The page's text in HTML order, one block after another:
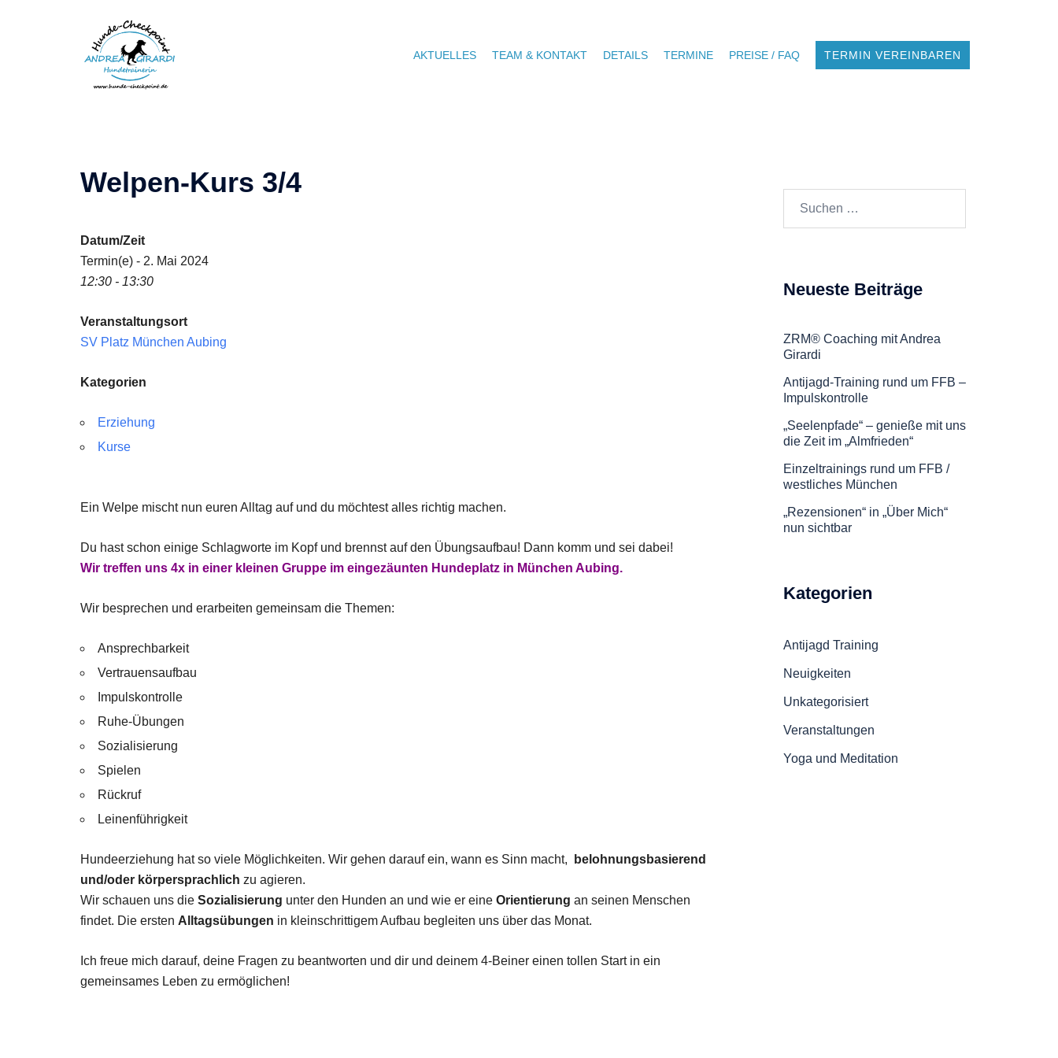
AKTUELLES TEAM & KONTAKT DETAILS TERMINE PREISE / FAQ TERMIN VEREINBAREN
Welpen-Kurs 3/4
Datum/Zeit
Termin(e) - 2. Mai 2024
12:30 - 13:30
Veranstaltungsort
SV Platz München Aubing
Kategorien
Erziehung
Kurse
Ein Welpe mischt nun euren Alltag auf und du möchtest alles richtig machen.
Du hast schon einige Schlagworte im Kopf und brennst auf den Übungsaufbau! Dann komm und sei dabei!
Wir treffen uns 4x in einer kleinen Gruppe im eingezäunten Hundeplatz in München Aubing.
Wir besprechen und erarbeiten gemeinsam die Themen:
Ansprechbarkeit
Vertrauensaufbau
Impulskontrolle
Ruhe-Übungen
Sozialisierung
Spielen
Rückruf
Leinenführigkeit
Hundeerziehung hat so viele Möglichkeiten. Wir gehen darauf ein, wann es Sinn macht,
belohnungsbasierend
und/oder körpersprachlich zu agieren.
Wir schauen uns die Sozialisierung unter den Hunden an und wie er eine Orientierung an seinen Menschen
findet. Die ersten Alltagsübungen in kleinschrittigem Aufbau begleiten uns über das Monat.
Ich freue mich darauf, deine Fragen zu beantworten und dir und deinem 4-Beiner einen tollen Start in ein
gemeinsames Leben zu ermöglichen!
Neueste Beiträge
ZRM® Coaching mit Andrea
Girardi
Antijagd-Training rund um FFB –
Impulskontrolle
„Seelenpfade“ – genieße mit uns
die Zeit im „Almfrieden“
Einzeltrainings rund um FFB /
westliches München
„Rezensionen“ in „Über Mich“
nun sichtbar
Kategorien
Antijagd Training
Neuigkeiten
Unkategorisiert
Veranstaltungen
Yoga und Meditation